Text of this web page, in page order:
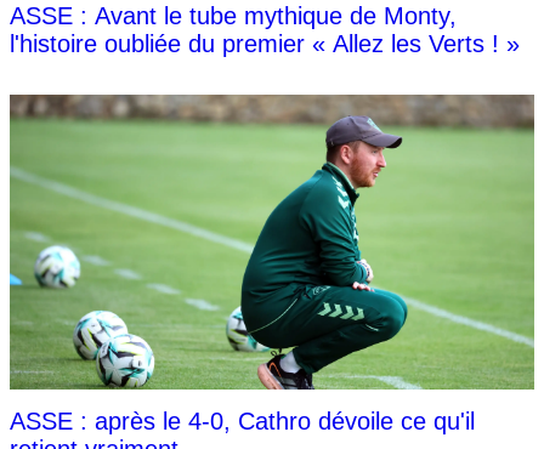
ASSE : Avant le tube mythique de Monty,
l'histoire oubliée du premier « Allez les Verts ! »
ASSE : après le 4-0, Cathro dévoile ce qu'il